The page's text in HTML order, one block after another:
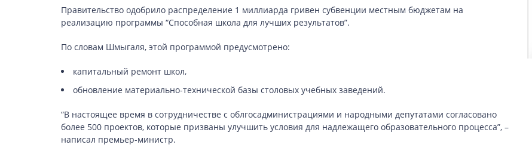
COVID-19
ГОТУЄМО РАЗОМ
BEAUTY
Правительство одобрило распределение 1 миллиарда гривен субвенции местным бюджетам на
реализацию программы “Способная школа для лучших результатов”.
По словам Шмыгаля, этой программой предусмотрено:
капитальный ремонт школ,
обновление материально-технической базы столовых учебных заведений.
“В настоящее время в сотрудничестве с облгосадминистрациями и народными депутатами согласовано
более 500 проектов, которые призваны улучшить условия для надлежащего образовательного процесса”, –
написал премьер-министр.